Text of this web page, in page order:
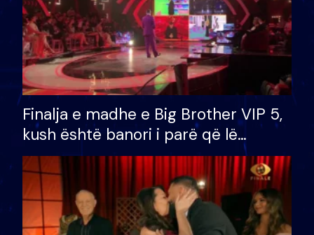
Finalja e madhe e Big Brother VIP 5,
kush është banori i parë që lë
shtëpinë dhe humb mundësinë për
të fituar çmimin e madh